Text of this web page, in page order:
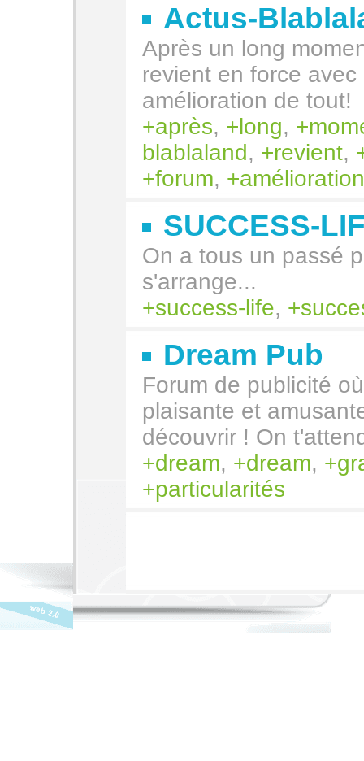
Actus-
Après un long
revient en force
amélioration de tout!
après, long,
blablaland, revient,
forum, amélioration
SUCCESS-
On a tous un passé
s'arrange...
success-life,
Dream Pub
Forum de publicité
plaisante et
découvrir ! On
dream, dream,
particularités